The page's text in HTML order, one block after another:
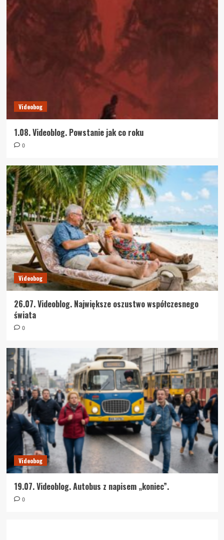
Videobog
1.08. Videoblog. Powstanie jak co roku
0
Videobog
26.07. Videoblog. Największe oszustwo współczesnego
świata
0
Videobog
19.07. Videoblog. Autobus z napisem „koniec”.
0